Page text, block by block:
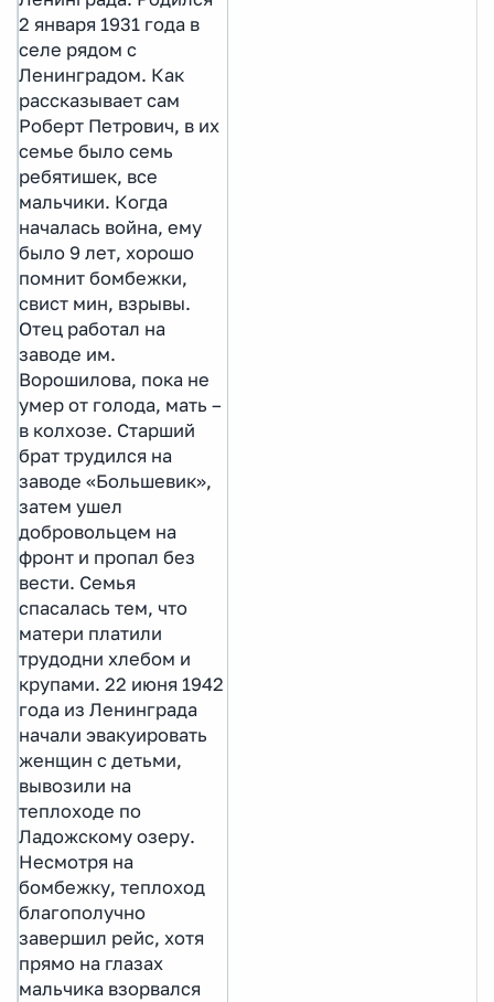
2 января 1931 года в
селе рядом с
Ленинградом. Как
рассказывает сам
Роберт Петрович, в их
семье было семь
ребятишек, все
мальчики. Когда
началась война, ему
было 9 лет, хорошо
помнит бомбежки,
свист мин, взрывы.
Отец работал на
заводе им.
Ворошилова, пока не
умер от голода, мать –
в колхозе. Старший
брат трудился на
заводе «Большевик»,
затем ушел
добровольцем на
фронт и пропал без
вести. Семья
спасалась тем, что
матери платили
трудодни хлебом и
крупами. 22 июня 1942
года из Ленинграда
начали эвакуировать
женщин с детьми,
вывозили на
теплоходе по
Ладожскому озеру.
Несмотря на
бомбежку, теплоход
благополучно
завершил рейс, хотя
прямо на глазах
мальчика взорвался